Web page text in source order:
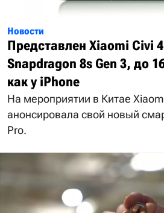
Новости
Представлен Xiaomi Civi
Snapdragon 8s Gen 3, до
как у iPhone
На мероприятии в Китае
анонсировала свой новый
Pro.